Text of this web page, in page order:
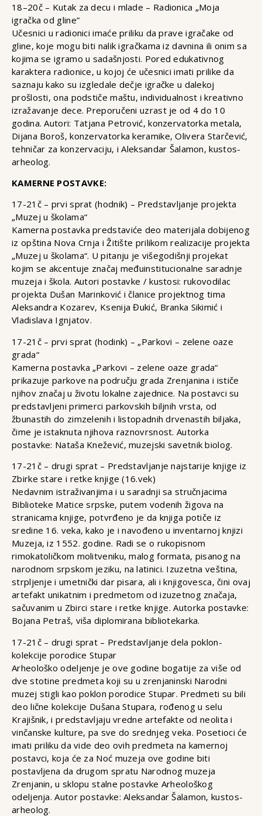
18–20č – Kutak za decu i mlade – Radionica „Moja
igračka od gline”
Učesnici u radionici imaće priliku da prave igračake od
gline, koje mogu biti nalik igračkama iz davnina ili onim sa
kojima se igramo u sadašnjosti. Pored edukativnog
karaktera radionice, u kojoj će učesnici imati prilike da
saznaju kako su izgledale dečje igračke u dalekoj
prošlosti, ona podstiče maštu, individualnost i kreativno
izražavanje dece. Preporučeni uzrast je od 4 do 10
godina. Autori: Tatjana Petrović, konzervatorka metala,
Dijana Boroš, konzervatorka keramike, Olivera Starčević,
tehničar za konzervaciju, i Aleksandar Šalamon, kustos-
arheolog.
KAMERNE POSTAVKE:
17-21č – prvi sprat (hodnik) – Predstavljanje projekta
„Muzej u školama“
Kamerna postavka predstaviće deo materijala dobijenog
iz opština Nova Crnja i Žitište prilikom realizacije projekta
„Muzej u školama“. U pitanju je višegodišnji projekat
kojim se akcentuje značaj međuinstitucionalne saradnje
muzeja i škola. Autori postavke / kustosi: rukovodilac
projekta Dušan Marinković i članice projektnog tima
Aleksandra Kozarev, Ksenija Đukić, Branka Sikimić i
Vladislava Ignjatov.
17-21č – prvi sprat (hodink) – „Parkovi – zelene oaze
grada“
Kamerna postavka „Parkovi – zelene oaze grada“
prikazuje parkove na području grada Zrenjanina i ističe
njihov značaj u životu lokalne zajednice. Na postavci su
predstavljeni primerci parkovskih biljnih vrsta, od
žbunastih do zimzelenih i listopadnih drvenastih biljaka,
čime je istaknuta njihova raznovrsnost. Autorka
postavke: Nataša Knežević, muzejski savetnik biolog.
17-21č – drugi sprat – Predstavljanje najstarije knjige iz
Zbirke stare i retke knjige (16.vek)
Nedavnim istraživanjima i u saradnji sa stručnjacima
Biblioteke Matice srpske, putem vodenih žigova na
stranicama knjige, potvrđeno je da knjiga potiče iz
sredine 16. veka, kako je i navođeno u inventarnoj knjizi
Muzeja, iz 1552. godine. Radi se o rukopisnom
rimokatoličkom molitveniku, malog formata, pisanog na
narodnom srpskom jeziku, na latinici. Izuzetna veština,
strpljenje i umetnički dar pisara, ali i knjigovesca, čini ovaj
artefakt unikatnim i predmetom od izuzetnog značaja,
sačuvanim u Zbirci stare i retke knjige. Autorka postavke:
Bojana Petraš, viša diplomirana bibliotekarka.
17-21č – drugi sprat – Predstavljanje dela poklon-
kolekcije porodice Stupar
Arheološko odeljenje je ove godine bogatije za više od
dve stotine predmeta koji su u zrenjaninski Narodni
muzej stigli kao poklon porodice Stupar. Predmeti su bili
deo lične kolekcije Dušana Stupara, rođenog u selu
Krajišnik, i predstavljaju vredne artefakte od neolita i
vinčanske kulture, pa sve do srednjeg veka. Posetioci će
imati priliku da vide deo ovih predmeta na kamernoj
postavci, koja će za Noć muzeja ove godine biti
postavljena da drugom spratu Narodnog muzeja
Zrenjanin, u sklopu stalne postavke Arheološkog
odeljenja. Autor postavke: Aleksandar Šalamon, kustos-
arheolog.